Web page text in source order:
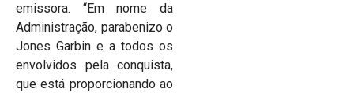
emissora. “Em nome da
Administração, parabenizo o
Jones Garbin e a todos os
envolvidos pela conquista,
que está proporcionando ao